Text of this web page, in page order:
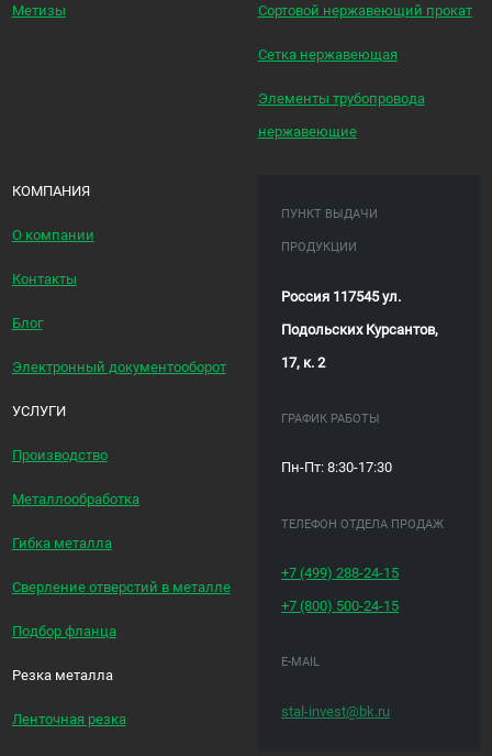
Метизы Сортовой нержавеющий прокат
Сетка нержавеющая
Элементы трубопровода
нержавеющие
КОМПАНИЯ
О компании
Контакты
Блог
Электронный документооборот
УСЛУГИ
Производство
Металлообработка
Гибка металла
Сверление отверстий в металле
Подбор фланца
Резка металла
Ленточная резка
ПУНКТ ВЫДАЧИ
ПРОДУКЦИИ
Россия 117545 ул.
Подольских Курсантов,
17, к. 2
ГРАФИК РАБОТЫ
Пн-Пт: 8:30-17:30
ТЕЛЕФОН ОТДЕЛА ПРОДАЖ
+7 (499) 288-24-15
+7 (800) 500-24-15
E-MAIL
stal-invest@bk.ru